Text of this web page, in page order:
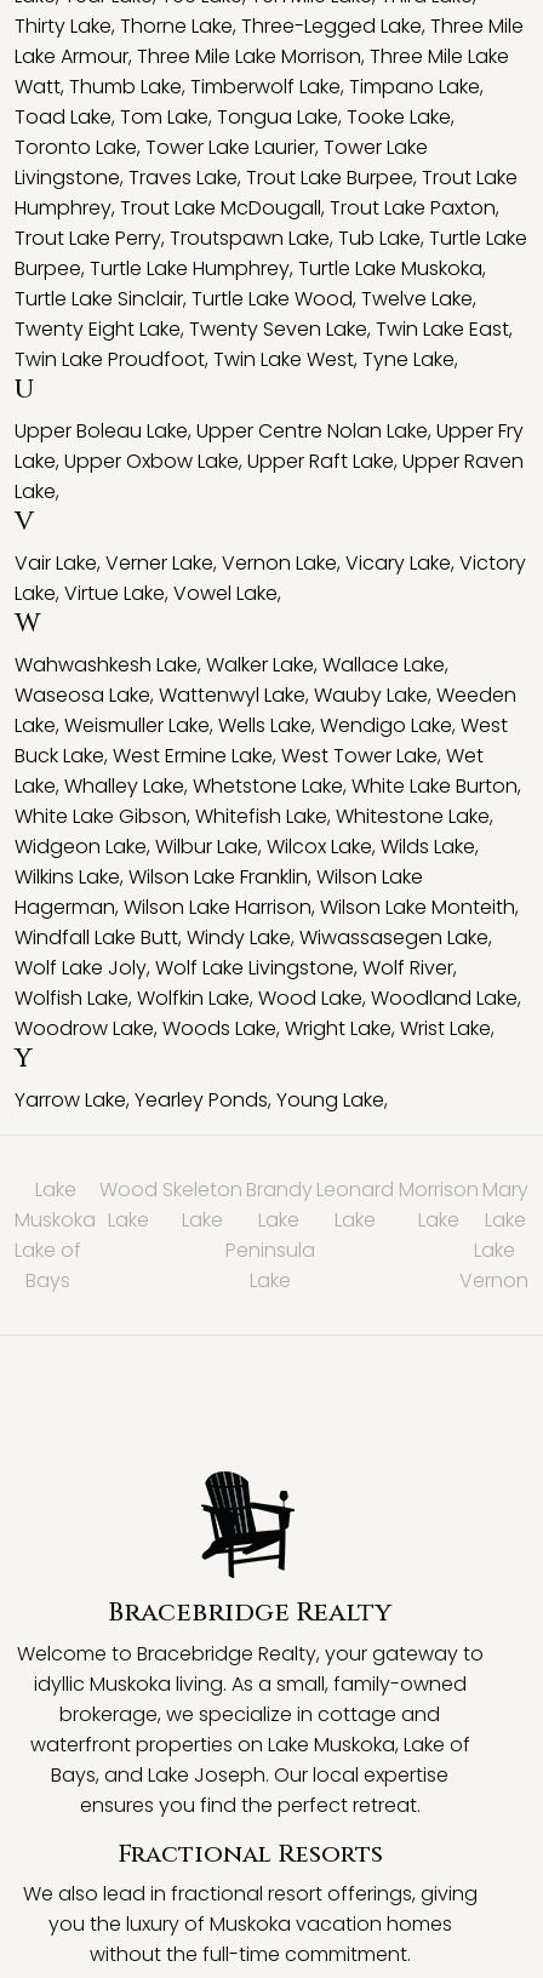
Thirty Lake,Thorne Lake,Three-Legged Lake,Three Mile
Lake Armour,Three Mile Lake Morrison,Three Mile Lake
Watt,Thumb Lake,Timberwolf Lake,Timpano Lake,
Toad Lake,Tom Lake,Tongua Lake,Tooke Lake,
Toronto Lake,Tower Lake Laurier,Tower Lake
Livingstone,Traves Lake,Trout Lake Burpee,Trout Lake
Humphrey,Trout Lake McDougall,Trout Lake Paxton,
Trout Lake Perry,Troutspawn Lake,Tub Lake,Turtle Lake
Burpee,Turtle Lake Humphrey,Turtle Lake Muskoka,
Turtle Lake Sinclair,Turtle Lake Wood,Twelve Lake,
Twenty Eight Lake,Twenty Seven Lake,Twin Lake East,
Twin Lake Proudfoot,Twin Lake West,Tyne Lake,
U
Upper Boleau Lake,Upper Centre Nolan Lake,Upper Fry
Lake,Upper Oxbow Lake,Upper Raft Lake,Upper Raven
Lake,
V
Vair Lake,Verner Lake,Vernon Lake,Vicary Lake,Victory
Lake,Virtue Lake,Vowel Lake,
W
Wahwashkesh Lake,Walker Lake,Wallace Lake,
Waseosa Lake,Wattenwyl Lake,Wauby Lake,Weeden
Lake,Weismuller Lake,Wells Lake,Wendigo Lake,West
Buck Lake,West Ermine Lake,West Tower Lake,Wet
Lake,Whalley Lake,Whetstone Lake,White Lake Burton,
White Lake Gibson,Whitefish Lake,Whitestone Lake,
Widgeon Lake,Wilbur Lake,Wilcox Lake,Wilds Lake,
Wilkins Lake,Wilson Lake Franklin,Wilson Lake
Hagerman,Wilson Lake Harrison,Wilson Lake Monteith,
Windfall Lake Butt,Windy Lake,Wiwassasegen Lake,
Wolf Lake Joly,Wolf Lake Livingstone,Wolf River,
Wolfish Lake,Wolfkin Lake,Wood Lake,Woodland Lake,
Woodrow Lake,Woods Lake,Wright Lake,Wrist Lake,
Y
Yarrow Lake,Yearley Ponds,Young Lake,
Lake
Muskoka
Wood
Lake
Skeleton
Lake
Brandy
Lake
Leonard
Lake
Morrison
Lake
Mary
Lake
Lake of
Bays
Peninsula
Lake
Lake
Vernon
Bracebridge Realty
Welcome to Bracebridge Realty, your gateway to
idyllic Muskoka living. As a small, family-owned
brokerage, we specialize in cottage and
waterfront properties on Lake Muskoka, Lake of
Bays, and Lake Joseph. Our local expertise
ensures you find the perfect retreat.
Fractional Resorts
We also lead in fractional resort offerings, giving
you the luxury of Muskoka vacation homes
without the full-time commitment.